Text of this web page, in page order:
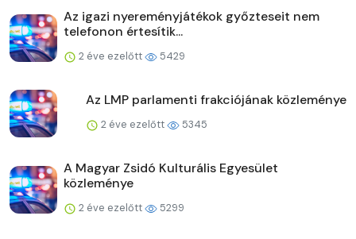
Az igazi nyereményjátékok győzteseit nem
telefonon értesítik...
2 éve ezelőtt 5429
Az LMP parlamenti frakciójának közleménye
2 éve ezelőtt 5345
A Magyar Zsidó Kulturális Egyesület
közleménye
2 éve ezelőtt 5299